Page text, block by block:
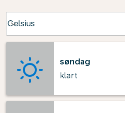
Celsius
keyboard_arrow_down
søndag
klart